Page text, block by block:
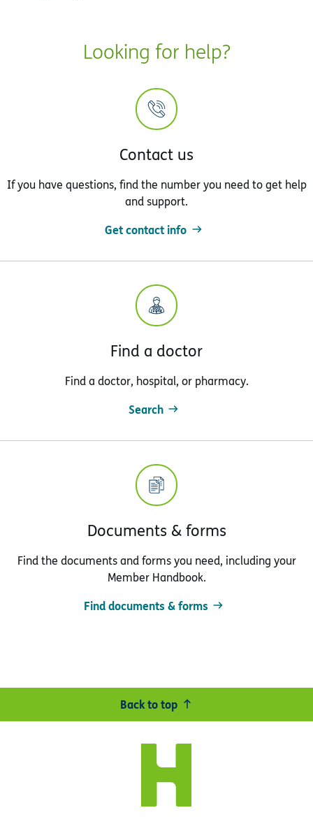
Looking for help?
Contact us
If you have questions, find the number you need to get help
and support.
Get contact info
Find a doctor
Find a doctor, hospital, or pharmacy.
Search
Documents & forms
Find the documents and forms you need, including your
Member Handbook.
Find documents & forms
Back to top